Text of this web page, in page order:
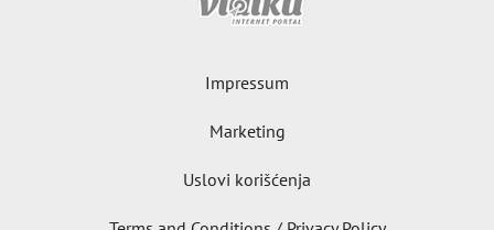
Impressum
Marketing
Uslovi korišćenja